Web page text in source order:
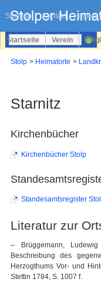
Sitemap Kontakt
überspringen
Startseite Verein
Stolp Heimatorte
Starnitz
Kirchenbücher
Kirchenbücher Stolp
Standesamtsregister
Literatur zur
– Brüggemann,
Beschreibung des
Herzogthums Vor- und
Stettin 1784, S. 1007 f.